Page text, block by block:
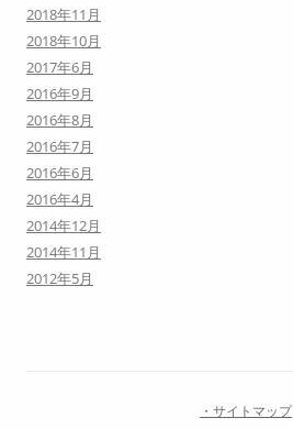
2018年11月
2018年10月
2017年6月
2016年9月
2016年8月
2016年7月
2016年6月
2016年4月
2014年12月
2014年11月
2012年5月
・サイトマップ